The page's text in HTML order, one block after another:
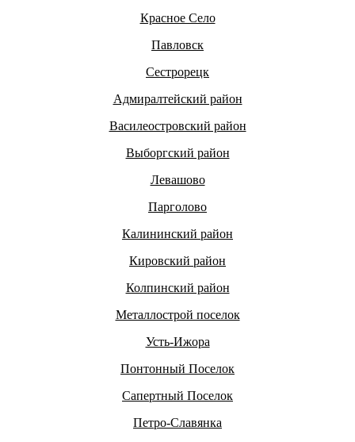
Красное Село
Павловск
Сестрорецк
Адмиралтейский район
Василеостровский район
Выборгский район
Левашово
Парголово
Калининский район
Кировский район
Колпинский район
Металлострой поселок
Усть-Ижора
Понтонный Поселок
Сапертный Поселок
Петро-Славянка